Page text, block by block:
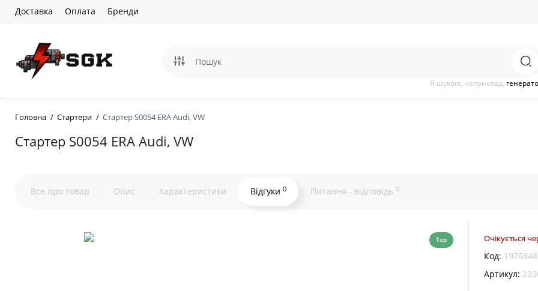
Доставка Оплата Бренди
Я шукаю, наприклад,
Головна Стартери Стартер S0054 ERA Audi, VW
Стартер S0054 ERA Audi, VW
Все про товар Опис Характеристики Відгуки 0 Питання - відповідь 0
Top Очікується
Код: 1976848
Артикул: